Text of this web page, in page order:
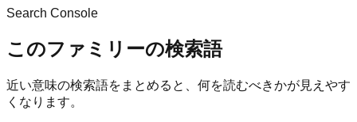
Search Console
このファミリーの検索語
近い意味の検索語をまとめると、何を読むべきかが見えやす
くなります。